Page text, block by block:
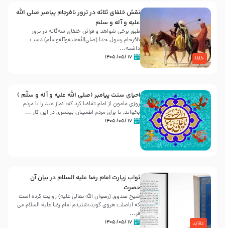
خلفا
نقش خلفای ثلاثه در ترور نافرجام پیامبر صلی الله
علیه و آله و سلم
طبق برخی شواهد و قرائن خلفای سه‌گانه در ترور
نافرجام رسول خدا (صلی‌الله‌علیه‌و‌آله‌وسلّم) دست
داشته‌...
۱۷ /۰۵/ ۱۴۰۵
احیای سنت پیامبر (صلی الله علیه و آله و سلّم )
روزی مامون از امام تقاضا کرد که: نماز عید را با مردم
بخواند، تا برای مردم اطمینان بیشتری در این کار ...
۱۷ /۰۵/ ۱۴۰۵
عقاید
ثواب زیارت امام رضا علیه السلام در بیان آن
حضرت
شیخ صدوق (رضوان الله تعالی علیه) روایت کرده است
که اباصلت هروی گوید:شنیدم امام رضا علیه السلام می
فر...
۱۷ /۰۵/ ۱۴۰۵